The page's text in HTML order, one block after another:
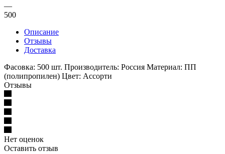
—
500
Описание
Отзывы
Доставка
Фасовка: 500 шт. Производитель: Россия Материал: ПП
(полипропилен) Цвет: Ассорти
Отзывы
Нет оценок
Оставить отзыв